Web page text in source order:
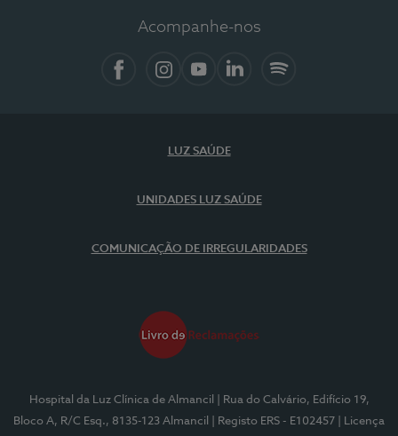
Acompanhe-nos
LUZ SAÚDE
UNIDADES LUZ SAÚDE
COMUNICAÇÃO DE IRREGULARIDADES
Hospital da Luz Clínica de Almancil
| Rua do Calvário, Edifício 19,
Bloco A, R/C Esq., 8135-123 Almancil
| Registo ERS - E102457
| Licença